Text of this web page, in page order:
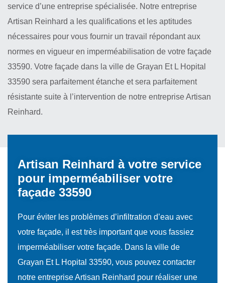
service d’une entreprise spécialisée. Notre entreprise
Artisan Reinhard a les qualifications et les aptitudes
nécessaires pour vous fournir un travail répondant aux
normes en vigueur en imperméabilisation de votre façade
33590. Votre façade dans la ville de Grayan Et L Hopital
33590 sera parfaitement étanche et sera parfaitement
résistante suite à l’intervention de notre entreprise Artisan
Reinhard.
Artisan Reinhard à votre service
pour imperméabiliser votre
façade 33590
Pour éviter les problèmes d’infiltration d’eau avec
votre façade, il est très important que vous fassiez
imperméabiliser votre façade. Dans la ville de
Grayan Et L Hopital 33590, vous pouvez contacter
notre entreprise Artisan Reinhard pour réaliser une